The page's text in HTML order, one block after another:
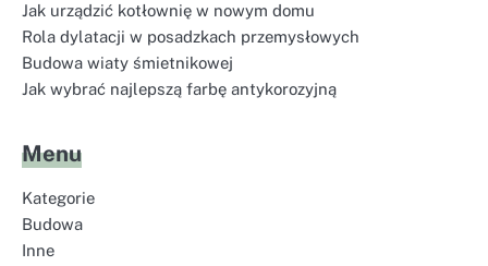
Jak urządzić kotłownię w nowym domu
Rola dylatacji w posadzkach przemysłowych
Budowa wiaty śmietnikowej
Jak wybrać najlepszą farbę antykorozyjną
Menu
Kategorie
Budowa
Inne